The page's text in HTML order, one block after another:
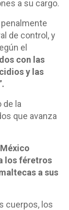
a su cargo.
de control, y
el
con las
y las
de la
que avanza
los féretros
a sus
cuerpos, los